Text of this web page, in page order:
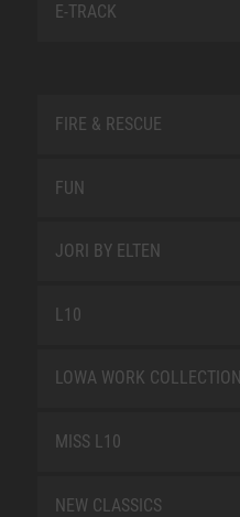
E-TRACK
FIRE & RESCUE
FUN
JORI BY ELTEN
L10
LOWA WORK COLLECTION
MISS L10
NEW CLASSICS